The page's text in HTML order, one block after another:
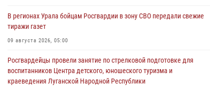
В регионах Урала бойцам Росгвардии в зону СВО передали свежие
тиражи газет
09 августа 2026, 05:00
Росгвардейцы провели занятие по стрелковой подготовке для
воспитанников Центра детского, юношеского туризма и
краеведения Луганской Народной Республики